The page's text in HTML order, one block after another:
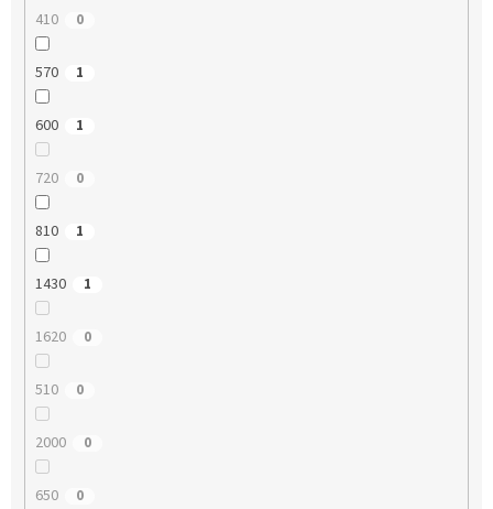
410 0
570 1
600 1
720 0
810 1
1430 1
1620 0
510 0
2000 0
650 0